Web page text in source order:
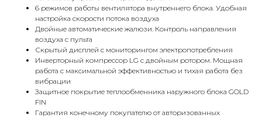
6 режимов работы вентилятора внутреннего блока. Удобная
настройка скорости потока воздуха
Двойные автоматические жалюзи. Контроль направления
воздуха с пульта
Скрытый дисплей с мониторингом электропотребления
Инверторный компрессор LG с двойным ротором. Мощная
работа с максимальной эффективностью и тихая работа без
вибрации
Защитное покрытие теплообменника наружного блока GOLD
FIN
Гарантия конечному покупателю от авторизованных